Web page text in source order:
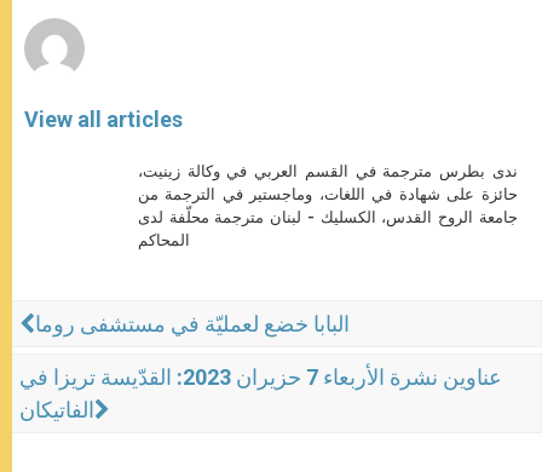
View all articles
ندى بطرس مترجمة في القسم العربي في وكالة زينيت،
حائزة على شهادة في اللغات، وماجستير في الترجمة من
جامعة الروح القدس، الكسليك - لبنان مترجمة محلّفة لدى
المحاكم
البابا خضع لعمليّة في مستشفى روما
عناوين نشرة الأربعاء 7 حزيران 2023: القدّيسة تريزا في
الفاتيكان